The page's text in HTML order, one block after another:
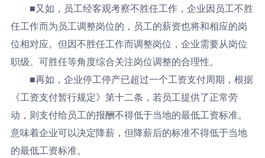
■又如，员工经客观考察不胜任工作，企业因员工不胜
任工作而为员工调整岗位的，员工的薪资也将和相应的岗
位相对应。但因不胜任工作而调整岗位，企业需要从岗位
职级、可胜任等角度综合关注岗位调整的合理性。
■再如，企业停工停产已超过一个工资支付周期，根据
《工资支付暂行规定》第十二条，若员工提供了正常劳
动，则支付给员工的报酬不得低于当地的最低工资标准。
意味着企业可以决定降薪，但降薪后的标准不得低于当地
的最低工资标准。